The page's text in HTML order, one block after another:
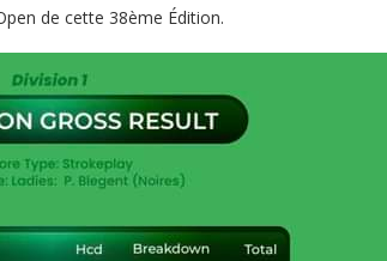
de cette 38ème Édition.